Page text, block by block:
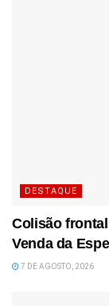
DESTAQUE
Colisão
Venda da
7 DE AGOSTO, 2026